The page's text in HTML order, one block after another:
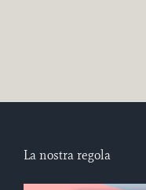
La nostra regola